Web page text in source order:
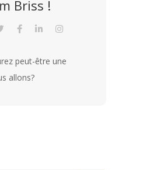
Briss !
peut-être une
allons?